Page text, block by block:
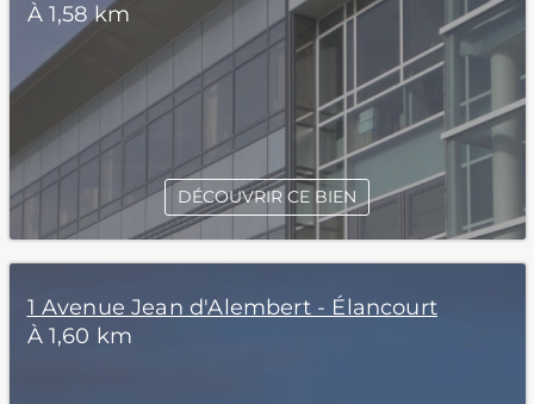
À 1,58 km
DÉCOUVRIR CE BIEN
1 Avenue Jean d'Alembert - Élancourt
À 1,60 km